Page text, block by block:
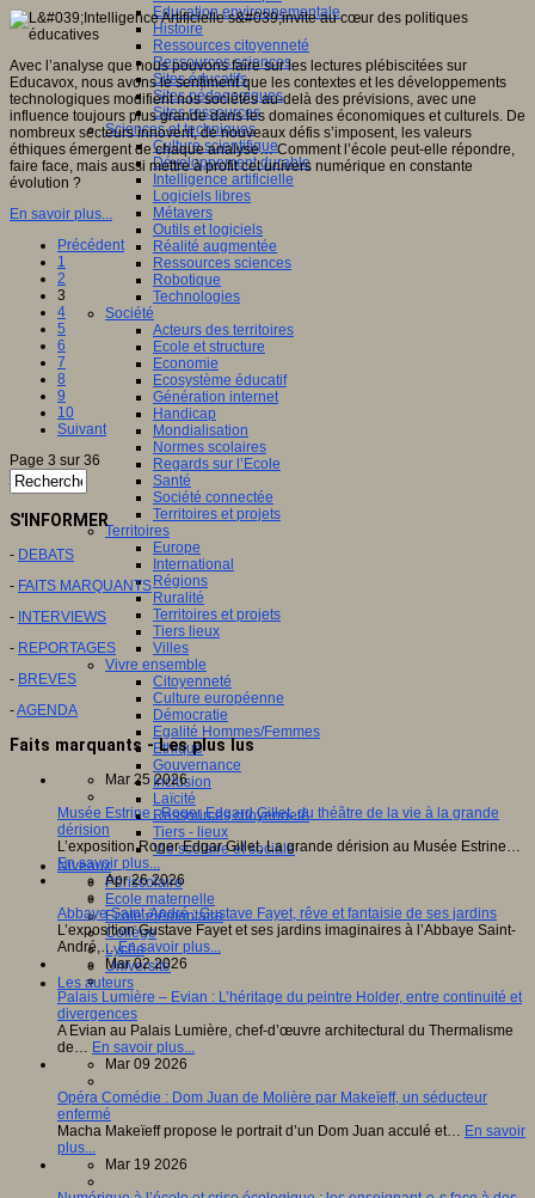
Education environnementale
Histoire
Ressources citoyenneté
Ressources sciences
Sites éducatifs
Sites pédagogiques
Sites ressources
Sciences et techniques
Culture scientifique
Développement durable
Intelligence artificielle
Logiciels libres
Métavers
Outils et logiciels
Réalité augmentée
Ressources sciences
Robotique
Technologies
Société
Acteurs des territoires
Ecole et structure
Economie
Ecosystème éducatif
Génération internet
Handicap
Mondialisation
Normes scolaires
Regards sur l’Ecole
Santé
Société connectée
Territoires et projets
Territoires
Europe
International
Régions
Ruralité
Territoires et projets
Tiers lieux
Villes
Vivre ensemble
Citoyenneté
Culture européenne
Démocratie
Egalité Hommes/Femmes
Ethique
Gouvernance
Inclusion
Laïcité
Ressources citoyenneté
Tiers - lieux
Vie scolaire et sociale
Niveaux
Périscolaire
Ecole maternelle
Ecole élémentaire
Collège
Lycée
Université
Les auteurs
Avec l’analyse que nous pouvons faire sur les lectures plébiscitées sur
Educavox, nous avons le sentiment que les contextes et les développements
technologiques modifient nos sociétés au-delà des prévisions, avec une
influence toujours plus grande dans les domaines économiques et culturels. De
nombreux secteurs innovent, de nouveaux défis s’imposent, les valeurs
éthiques émergent de chaque analyse… Comment l’école peut-elle répondre,
faire face, mais aussi mettre à profit cet univers numérique en constante
évolution ?
En savoir plus...
Précédent
1
2
3
4
5
6
7
8
9
10
Suivant
Page 3 sur 36
S'INFORMER
- DEBATS
- FAITS MARQUANTS
- INTERVIEWS
- REPORTAGES
- BREVES
-AGENDA
Faits marquants - Les plus lus
Mar 25 2026
Musée Estrine : Roger Edgard Gillet, du théâtre de la vie à la grande
dérision
L’exposition Roger Edgar Gillet, La grande dérision au Musée Estrine…
En savoir plus...
Apr 26 2026
Abbaye Saint-André : Gustave Fayet, rêve et fantaisie de ses jardins
L’exposition Gustave Fayet et ses jardins imaginaires à l’Abbaye Saint-
André,…En savoir plus...
Mar 02 2026
Palais Lumière – Evian : L’héritage du peintre Holder, entre continuité et
divergences
A Evian au Palais Lumière, chef-d’œuvre architectural du Thermalisme
de… En savoir plus...
Mar 09 2026
Opéra Comédie : Dom Juan de Molière par Makeïeff, un séducteur
enfermé
Macha Makeïeff propose le portrait d’un Dom Juan acculé et… En savoir
plus...
Mar 19 2026